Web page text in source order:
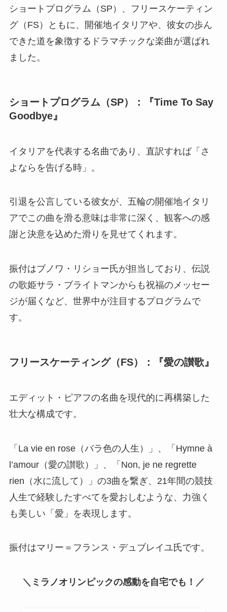
ショートプログラム（SP）、フリースケーティン
グ（FS）ともに、開催地イタリアや、彼女の歩ん
できた道を象徴するドラマチックな楽曲が選ばれ
ました。
ショートプログラム（SP）：『Time To Say
Goodbye』
イタリアを代表する名曲であり、直訳すれば「さ
よならを告げる時」。
引退を公言している彼女が、五輪の開催地イタリ
アでこの曲を滑る意味は非常に深く、観客への感
謝と決意を込めた滑りを見せてくれます。
振付はブノワ・リショー氏が担当しており、伝説
の歌姫サラ・ブライトマンからも祝福のメッセー
ジが届くなど、世界中が注目するプログラムで
す。
フリースケーティング（FS）：『愛の讃歌』
エディット・ピアフの名曲を現代的に再構築した
壮大な構成です。
「La vie en rose（バラ色の人生）」、「Hymne à
l’amour（愛の讃歌）」、「Non, je ne regrette
rien（水に流して）」の3曲を繋ぎ、21年間の競技
人生で経験したすべてを愛おしむような、力強く
も美しい「愛」を表現します。
振付はマリー＝フランス・デュブレイユ氏です。
＼ミラノオリンピックの感動を自宅でも！／